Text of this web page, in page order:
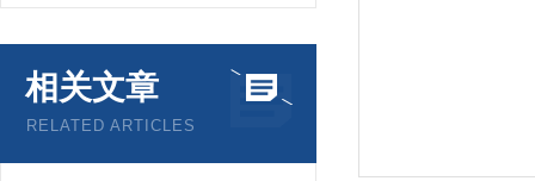
相关文章
RELATED ARTICLES